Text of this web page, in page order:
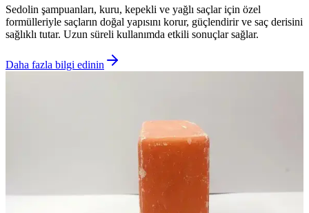
Sedolin şampuanları, kuru, kepekli ve yağlı saçlar için özel
formülleriyle saçların doğal yapısını korur, güçlendirir ve saç derisini
sağlıklı tutar. Uzun süreli kullanımda etkili sonuçlar sağlar.
Daha fazla bilgi edinin